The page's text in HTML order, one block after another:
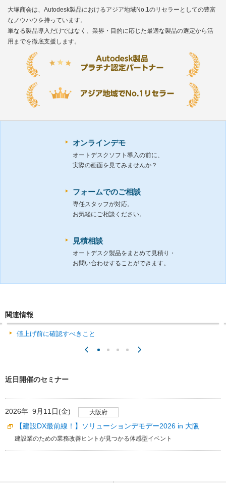
大塚商会は、Autodesk製品におけるアジア地域No.1のリセラーとしての豊富
なノウハウを持っています。
単なる製品導入だけではなく、業界・目的に応じた最適な製品の選定から活
用までを徹底支援します。
オンラインデモ
オートデスクソフト導入の前に、
実際の画面を見てみませんか？
フォームでのご相談
専任スタッフが対応。
お気軽にご相談ください。
見積相談
オートデスク製品をまとめて見積り・
お問い合わせすることができます。
関連情報
値上げ前に確認すべきこと
近日開催のセミナー
2026年 9月11日(金) 大阪府
【建設DX最前線！】ソリューションデモデー2026 in 大阪
建設業のための業務改善ヒントが見つかる体感型イベント